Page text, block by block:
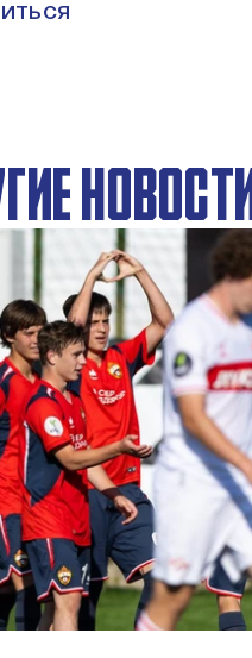
НОВОСТИ
дерби на «Октябре»
2026 14:15